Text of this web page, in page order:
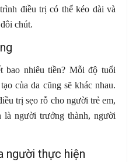
điều trị có thể kéo dài và
chút.
bao nhiêu tiền? Mỗi độ tuổi
của da cũng sẽ khác nhau.
trị sẹo rỗ cho người trẻ em,
là người trưởng thành, người
người thực hiện